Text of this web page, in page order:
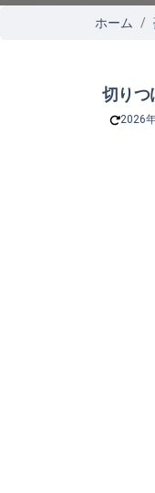
ホーム
切りつ
2026